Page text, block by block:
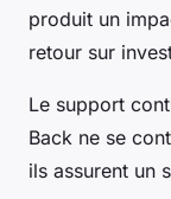
produit un
retour sur
Le support
Back ne se
ils assurent un